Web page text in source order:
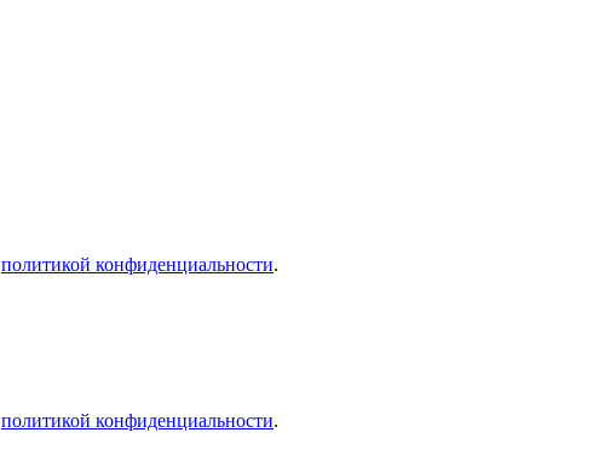
политикой конфиденциальности.
политикой конфиденциальности.